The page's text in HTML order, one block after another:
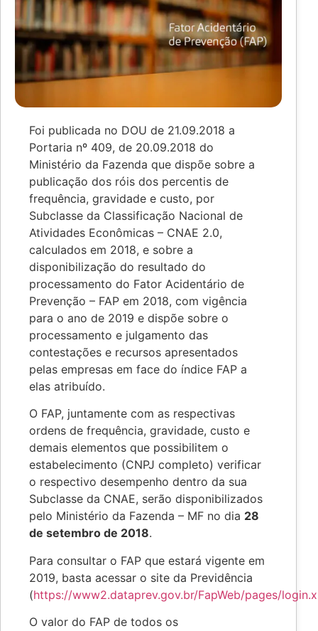
Foi publicada no DOU de 21.09.2018 a
Portaria nº 409, de 20.09.2018 do
Ministério da Fazenda que dispõe sobre a
publicação dos róis dos percentis de
frequência, gravidade e custo, por
Subclasse da Classificação Nacional de
Atividades Econômicas – CNAE 2.0,
calculados em 2018, e sobre a
disponibilização do resultado do
processamento do Fator Acidentário de
Prevenção – FAP em 2018, com vigência
para o ano de 2019 e dispõe sobre o
processamento e julgamento das
contestações e recursos apresentados
pelas empresas em face do índice FAP a
elas atribuído.
O FAP, juntamente com as respectivas
ordens de frequência, gravidade, custo e
demais elementos que possibilitem o
estabelecimento (CNPJ completo) verificar
o respectivo desempenho dentro da sua
Subclasse da CNAE, serão disponibilizados
pelo Ministério da Fazenda – MF no dia 28
de setembro de 2018.
Para consultar o FAP que estará vigente em
2019, basta acessar o site da Previdência
(https://www2.dataprev.gov.br/FapWeb/pages/
O valor do FAP de todos os